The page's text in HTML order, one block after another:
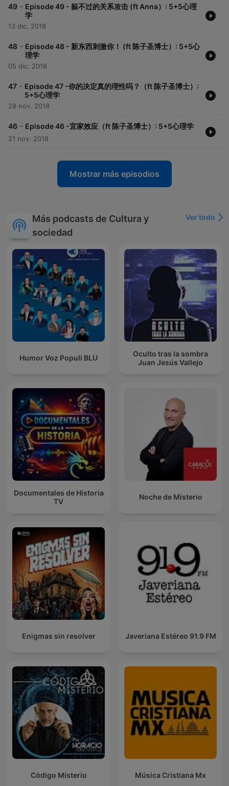
49 - Episode 49 - 躲不过的关系攻击 (ft Anna）: 5+5心理
学
13 dic. 2018
48 - Episode 48 - 新东西刺激你！ (ft 陈子圣博士）: 5+5心
理学
05 dic. 2018
47 - Episode 47 -你的决定真的理性吗？（ft 陈子圣博士）:
5+5心理学
28 nov. 2018
46 - Episode 46 -宜家效应（ft 陈子圣博士）: 5+5心理学
21 nov. 2018
Mostrar más episodios
Más podcasts de Cultura y
sociedad
Ver todo
Humor Voz Populi BLU
Oculto tras la sombra
Juan Jesús Vallejo
Documentales de Historia
TV
Noche de Misterio
Enigmas sin resolver Javeriana Estéreo 91.9 FM
Código Misterio Música Cristiana Mx